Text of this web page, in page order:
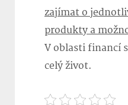
zajímat o
produkty a
V oblasti financí
celý život.